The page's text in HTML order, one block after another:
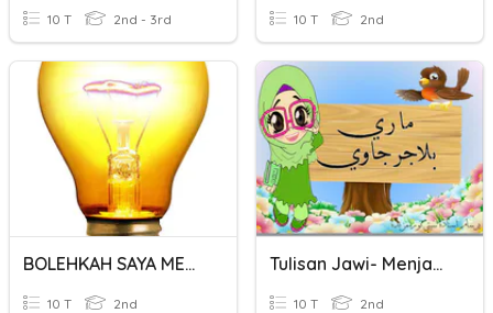
10 T 2nd - 3rd 10 T 2nd
BOLEHKAH SAYA MENGALIRKAN ELEKTRIK?
10 T 2nd
Tulisan Jawi- Menjawikan Perkataan
10 T 2nd